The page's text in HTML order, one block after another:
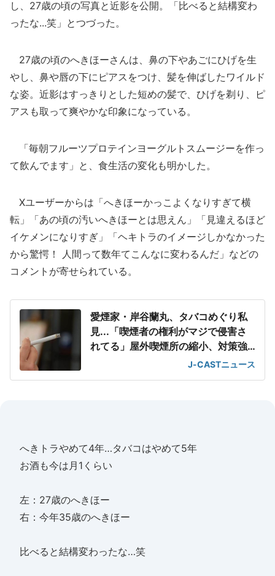
し、27歳の頃の写真と近影を公開。「比べると結構変わ
ったな...笑」とつづった。
27歳の頃のへきほーさんは、鼻の下やあごにひげを生
やし、鼻や唇の下にピアスをつけ、髪を伸ばしたワイルド
な姿。近影はすっきりとした短めの髪で、ひげを剃り、ピ
アスも取って爽やかな印象になっている。
「毎朝フルーツプロテインヨーグルトスムージーを作っ
て飲んでます」と、食生活の変化も明かした。
Xユーザーからは「へきほーかっこよくなりすぎて横
転」「あの頃の汚いへきほーとは思えん」「見違えるほど
イケメンになりすぎ」「ヘキトラのイメージしかなかった
から驚愕！ 人間って数年てこんなに変わるんだ」などの
コメントが寄せられている。
愛煙家・岸谷蘭丸、タバコめぐり私
見...「喫煙者の権利がマジで侵害さ
れてる」屋外喫煙所の縮小、対策強
J-CASTニュース
へきトラやめて4年…タバコはやめて5年
お酒も今は月1くらい
左：27歳のへきほー
右：今年35歳のへきほー
比べると結構変わったな…笑